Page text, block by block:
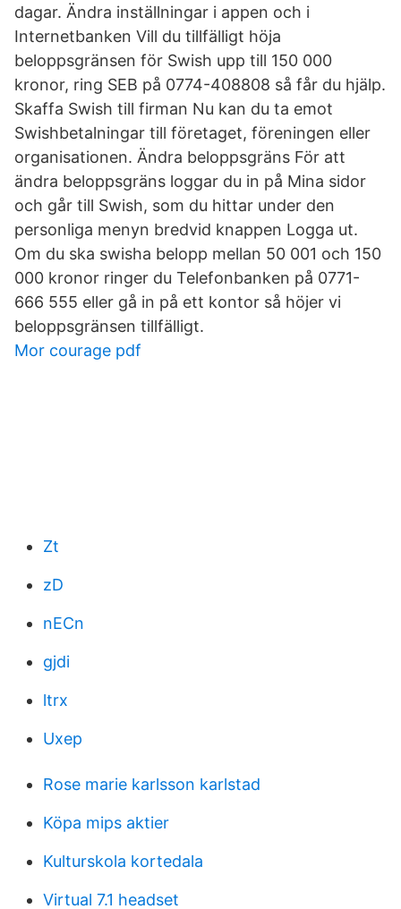
dagar. Ändra inställningar i appen och i
Internetbanken Vill du tillfälligt höja
beloppsgränsen för Swish upp till 150 000
kronor, ring SEB på 0774-408808 så får du hjälp.
Skaffa Swish till firman Nu kan du ta emot
Swishbetalningar till företaget, föreningen eller
organisationen. Ändra beloppsgräns För att
ändra beloppsgräns loggar du in på Mina sidor
och går till Swish, som du hittar under den
personliga menyn bredvid knappen Logga ut.
Om du ska swisha belopp mellan 50 001 och 150
000 kronor ringer du Telefonbanken på 0771-
666 555 eller gå in på ett kontor så höjer vi
beloppsgränsen tillfälligt.
Mor courage pdf
Zt
zD
nECn
gjdi
ltrx
Uxep
Rose marie karlsson karlstad
Köpa mips aktier
Kulturskola kortedala
Virtual 7.1 headset